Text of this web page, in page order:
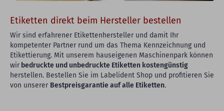
Etiketten direkt beim Hersteller bestellen
Wir sind erfahrener Etikettenhersteller und damit Ihr
kompetenter Partner rund um das Thema Kennzeichnung und
Etikettierung. Mit unserem hauseigenen Maschinenpark können
wir bedruckte und unbedruckte Etiketten kostengünstig
herstellen. Bestellen Sie im Labelident Shop und profitieren Sie
von unserer Bestpreisgarantie auf alle Etiketten.